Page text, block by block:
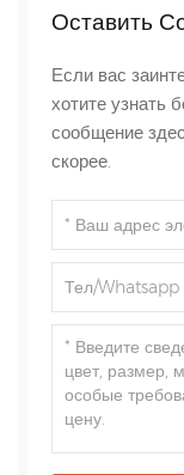
Оставить
Если вас
хотите узнать
сообщение
скорее.